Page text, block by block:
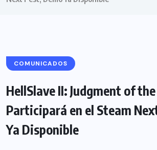
COMUNICADOS
HellSlave II: Judgment of
Participará en el Steam
Ya Disponible